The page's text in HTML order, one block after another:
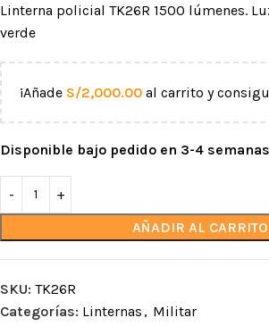
Linterna policial TK26R 1500 lúmenes.
verde
¡Añade S/2,000.00 al carrito y
Disponible bajo pedido en 3-4 semanas
AÑADIR AL CARRITO
SKU: TK26R
Categorías: Linternas , Militar